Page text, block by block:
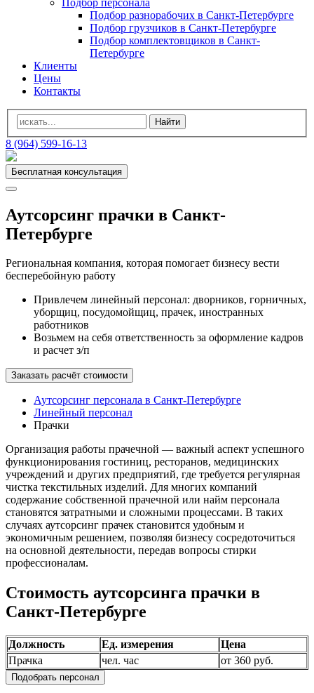
Подбор персонала
Подбор разнорабочих в Санкт-Петербурге
Подбор грузчиков в Санкт-Петербурге
Подбор комплектовщиков в Санкт-
Петербурге
Клиенты
Цены
Контакты
8 (964) 599-16-13
Бесплатная консультация
Аутсорсинг прачки в Санкт-
Петербурге
Региональная компания, которая помогает бизнесу вести
бесперебойную работу
Привлечем линейный персонал: дворников, горничных,
уборщиц, посудомойщиц, прачек, иностранных
работников
Возьмем на себя ответственность за оформление кадров
и расчет з/п
Заказать расчёт стоимости
Аутсорсинг персонала в Санкт-Петербурге
Линейный персонал
Прачки
Организация работы прачечной — важный аспект успешного
функционирования гостиниц, ресторанов, медицинских
учреждений и других предприятий, где требуется регулярная
чистка текстильных изделий. Для многих компаний
содержание собственной прачечной или найм персонала
становятся затратными и сложными процессами. В таких
случаях аутсорсинг прачек становится удобным и
экономичным решением, позволяя бизнесу сосредоточиться
на основной деятельности, передав вопросы стирки
профессионалам.
Стоимость аутсорсинга прачки в
Санкт-Петербурге
Должность Ед. измерения
Цена
Прачка
чел. час от 360 руб.
Подобрать персонал